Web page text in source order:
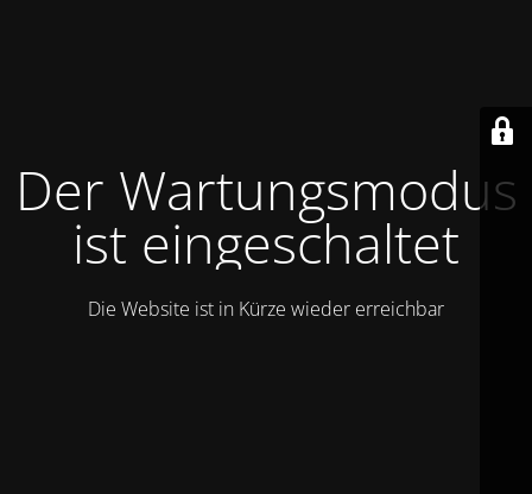
Der Wartungsmodus
ist eingeschaltet
Die Website ist in Kürze wieder erreichbar